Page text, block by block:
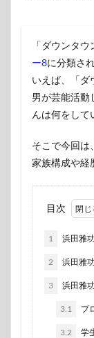
「ダウンタ
ー8に分類さ
いえば、「ダ
男が芸能活動
んは何をして
そこで今回は
家族構成や経
目次
1 浜田雅
2 浜田雅
3 浜田雅
3.1 プ
3.2 学